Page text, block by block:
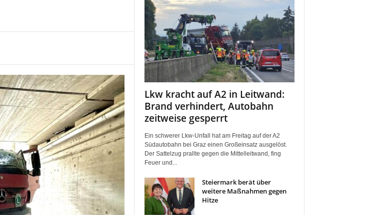
Lkw kracht auf A2 in Leitwand:
Brand verhindert, Autobahn
zeitweise gesperrt
Ein schwerer Lkw-Unfall hat am Freitag auf der A2
Südautobahn bei Graz einen Großeinsatz ausgelöst.
Der Sattelzug prallte gegen die Mittelleitwand, fing
Feuer und...
Steiermark berät über
weitere Maßnahmen gegen
Hitze